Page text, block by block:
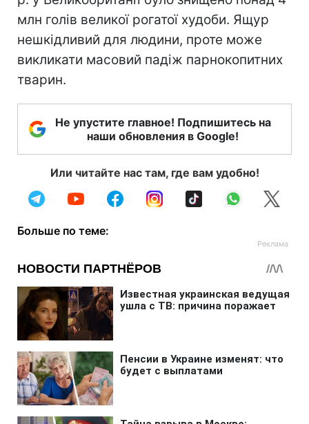
млн голів великої рогатої худоби. Ящур
нешкідливий для людини, проте може
викликати масовий падіж парнокопитних
тварин.
Не упустите главное! Подпишитесь на
наши обновления в Google!
Или читайте нас там, где вам удобно!
Больше по теме: